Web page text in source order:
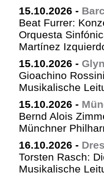
15.10.2026 -
Beat Furrer:
Orquesta
Martínez
15.10.2026 -
Gioachino
Musikalische
15.10.2026 -
Bernd Alois
Münchner
16.10.2026 -
Torsten Rasch:
Musikalische